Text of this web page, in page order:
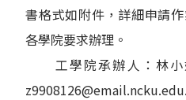
書格式如附件，詳細申請
各學院要求辦理。
工學院承辦人：林小